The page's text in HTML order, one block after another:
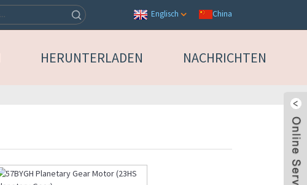
Englisch China
HERUNTERLADEN NACHRICHTEN